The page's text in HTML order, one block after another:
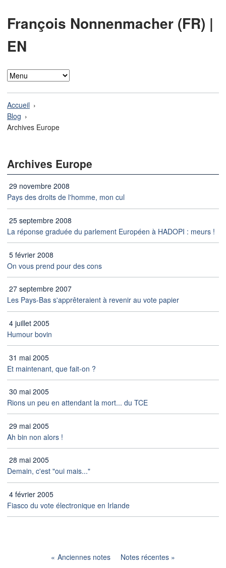
François Nonnenmacher (FR) |
EN
Accueil
Blog
Archives Europe
Archives Europe
29 novembre 2008
Pays des droits de l'homme, mon cul
25 septembre 2008
La réponse graduée du parlement Européen à HADOPI : meurs !
5 février 2008
On vous prend pour des cons
27 septembre 2007
Les Pays-Bas s'apprêteraient à revenir au vote papier
4 juillet 2005
Humour bovin
31 mai 2005
Et maintenant, que fait-on ?
30 mai 2005
Rions un peu en attendant la mort... du TCE
29 mai 2005
Ah bin non alors !
28 mai 2005
Demain, c'est "oui mais..."
4 février 2005
Fiasco du vote électronique en Irlande
Anciennes notes Notes récentes